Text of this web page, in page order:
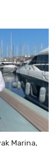
Marina,